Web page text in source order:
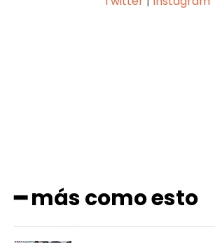
━ más como esto